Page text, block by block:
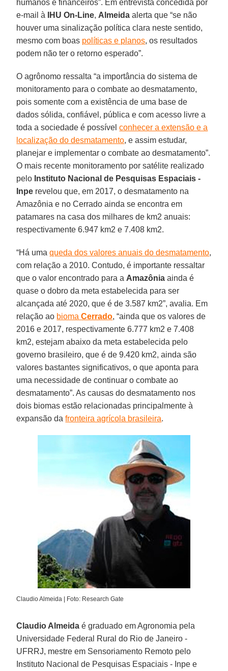
humanos e financeiros”. Em entrevista concedida por
e-mail à
IHU On-Line, Almeida alerta que “se não
houver uma sinalização política clara neste sentido,
mesmo com boas políticas e planos, os resultados
podem não ter o retorno esperado”.
O agrônomo ressalta “a importância do sistema de
monitoramento para o combate ao desmatamento,
pois somente com a existência de uma base de
dados sólida, confiável, pública e com acesso livre a
toda a sociedade é possívelconhecer a extensão e a
localização do desmatamento, e assim estudar,
planejar e implementar o combate ao desmatamento”.
O mais recente monitoramento por satélite realizado
pelo Instituto Nacional de Pesquisas Espaciais -
Inpe revelou que, em 2017, o desmatamento na
Amazônia e no Cerrado ainda se encontra em
patamares na casa dos milhares de km2 anuais:
respectivamente 6.947 km2 e 7.408 km2.
“Há umaqueda dos valores anuais do desmatamento,
com relação a 2010. Contudo, é importante ressaltar
que o valor encontrado para a Amazônia ainda é
quase o dobro da meta estabelecida para ser
alcançada até 2020, que é de 3.587 km2”, avalia. Em
relação ao biomaCerrado, “ainda que os valores de
2016 e 2017, respectivamente 6.777 km2 e 7.408
km2, estejam abaixo da meta estabelecida pelo
governo brasileiro, que é de 9.420 km2, ainda são
valores bastantes significativos, o que aponta para
uma necessidade de continuar o combate ao
desmatamento”. As causas do desmatamento nos
dois biomas estão relacionadas principalmente à
expansão da fronteira agrícola brasileira.
Claudio Almeida | Foto: Research Gate
Claudio Almeida é graduado em Agronomia pela
Universidade Federal Rural do Rio de Janeiro -
UFRRJ, mestre em Sensoriamento Remoto pelo
Instituto Nacional de Pesquisas Espaciais - Inpe e